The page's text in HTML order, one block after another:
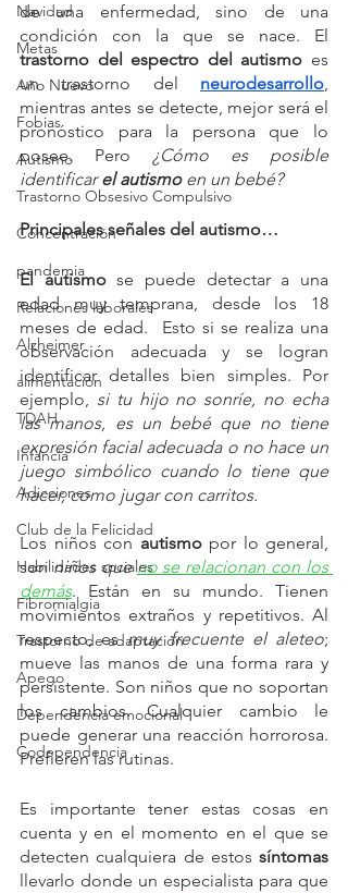
Navidad
Metas
Año Nuevo
Fobias
Autismo
Trastorno Obsesivo Compulsivo
Concentración
pandemia
Relaciones laborales
Alzheimer
alimentación
TDAH
Infancia
Adicciones
Club de la Felicidad
Habilidades sociales
Fibromialgia
Trastorno de adaptación
Apego
Dependencia emocional
Codependencia
de una enfermedad, sino de una
trastorno del espectro del autismo es
un trastorno del neurodesarrollo,
mientras antes se detecte, mejor será el
pronóstico para la persona que lo
posee. Pero ¿Cómo es posible
identificar el autismo en un bebé?
Principales señales del autismo…
El autismo se puede detectar a una
edad muy temprana,
desde los 18
meses de edad.  Esto si se realiza una
observación adecuada y se logran
identificar detalles bien simples. Por
ejemplo, si tu hijo no sonríe, no echa
las manos, es un bebé que no tiene
expresión facial adecuada o no hace un
juego simbólico cuando lo tiene que
hacer, como jugar con carritos.
Los niños con autismo por lo general,
son niños que no se relacionan con los
demás. Están en su mundo. Tienen
movimientos extraños y repetitivos. Al
respecto, es muy frecuente el aleteo;
mueve las manos de una forma rara y
persistente. Son niños que no soportan
los cambios. Cualquier cambio le
puede generar una reacción horrorosa.
Prefieren las rutinas.
Es importante tener estas cosas en
cuenta y en el momento en el que se
detecten cualquiera de estos síntomas
llevarlo donde un especialista para que